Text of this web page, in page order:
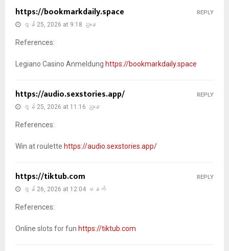
https://bookmarkdaily.space
ဇွန် 25, 2026 at 9:18 ညနေ
References:
Legiano Casino Anmeldung https://bookmarkdaily.space
REPLY
https://audio.sexstories.app/
ဇွန် 25, 2026 at 11:16 ညနေ
References:
Win at roulette https://audio.sexstories.app/
REPLY
https://tiktub.com
ဇွန် 26, 2026 at 12:04 မနက်
References:
Online slots for fun https://tiktub.com
REPLY